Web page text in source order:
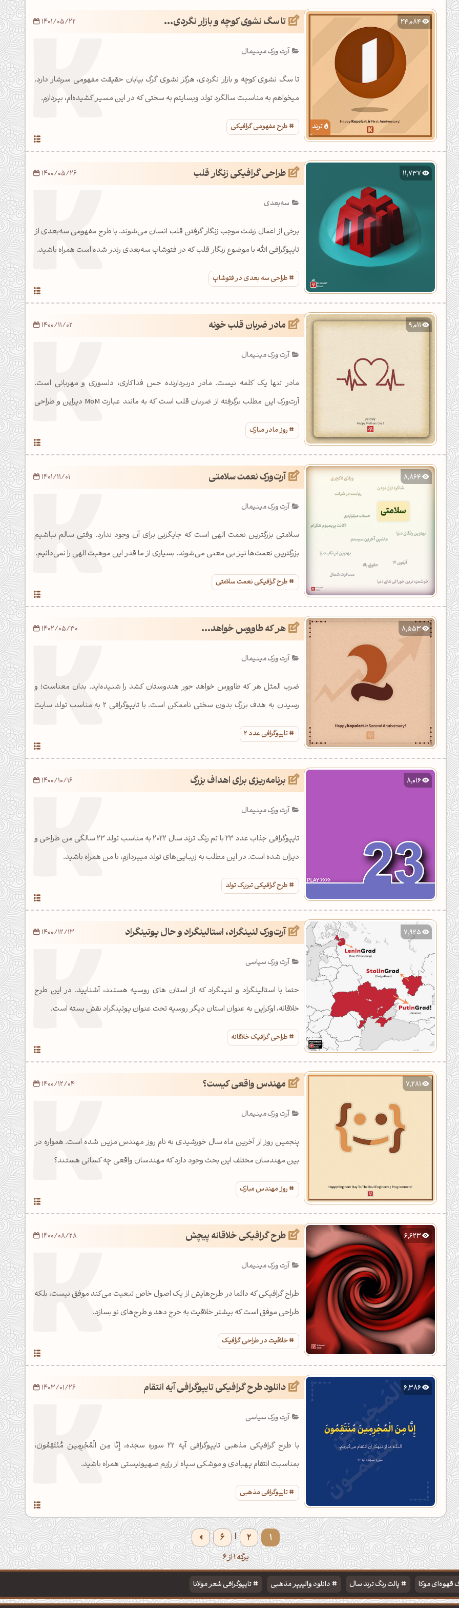
کدهای رنگ
رنگ مکمل
تمام ابزارها
24,084 تا سگ نشوی کوچه و بازار نگردی...
آرت ورک مینیمال
تا سگ نشوی کوچه و بازار نگردی، هرگز نشوی گرگ بیابان حقیقت مفهومی سرشار دارد.
میخواهم به مناسبت سالگرد تولد وبسایتم به سختی که در این مسیر کشیده‌ام، بپردازم.
طرح مفهومی گرافیکی
1401/05/22
11,737 طراحی گرافیکی زنگار قلب
سه‌بعدی
برخی از اعمال زشت موجب زنگار گرفتن قلب انسان می‌شوند. با طرح مفهومی سه‌بعدی از
تایپوگرافی الله با موضوع زنگار قلب که در فتوشاپ سه‌بعدی رندر شده است همراه باشید.
طراحی سه بعدی در فتوشاپ
1400/05/26
9,011 مادر ضربان قلب خونه
آرت ورک مینیمال
مادر تنها یک کلمه نیست. مادر دربردارنده حس فداکاری، دلسوزی و مهربانی است.
آرت‌ورک این مطلب برگرفته از ضربان قلب است که به مانند عبارت MoM دیزاین و طراحی
شده است.
روز مادر مبارک
1400/11/02
8,864 آرت‌ورک نعمت سلامتی
آرت ورک مینیمال
سلامتی بزرگترین نعمت الهی است که جایگزنی برای آن وجود ندارد. وقتی سالم نباشیم
بزرگترین نعمت‌ها نیز بی معنی می‌شوند. بسیاری از ما قدر این موهبت الهی را نمی‌دانیم.
طرح گرافیکی نعمت سلامتی
1401/11/01
8,553 هر که طاووس خواهد...
آرت ورک مینیمال
ضرب المثل هر که طاووس خواهد جور هندوستان کشد را شنیده‌اید. بدان معناست؛ و
رسیدن به هدف بزرگ بدون سختی ناممکن است. با تایپوگرافی 2 به مناسب تولد سایت
همراه باشید.
تایپوگرافی عدد 2
1402/05/30
8,016 برنامه‌ریزی برای اهداف بزرگ
آرت ورک مینیمال
تایپوگرافی جذاب عدد ۲۳ با تم رنگ ترند سال ۲۰۲۲ به مناسب تولد ۲۳ سالگی من طراحی و
دیزان شده است. در این مطلب به زیبایی‌های تولد میپردازم، با من همراه باشید.
طرح گرافیکی تبریک تولد
1400/10/16
7,925 آرت‌ورک لنینگراد، استالینگراد و حال پوتینگراد
آرت ورک سیاسی
حتما با استالینگراد و لنینگراد که از استان های روسیه هستند، آشنایید. در این طرح
خلاقانه، اوکراین به عنوان استان دیگر روسیه تحت عنوان پوتینگراد نقش بسته است.
طراحی گرافیک خلاقانه
1400/12/13
7,281 مهندس واقعی کیست؟
آرت ورک مینیمال
پنجمین روز از آخرین ماه سال خورشیدی به نام روز مهندس مزین شده است. همواره در
بین مهندسان مختلف این بحث وجود دارد که مهندسان واقعی چه کسانی هستند؟
روز مهندس مبارک
1400/12/04
6,623 طرح گرافیکی خلاقانه پیچش
آرت ورک مینیمال
طراح گرافیکی که دائما در طرح‌هایش از یک اصول خاص تبعیت می‌کند موفق نیست، بلکه
طراحی موفق است که بیشتر خلاقیت به خرج دهد و طرح‌های نو بسازد.
خلاقیت در طراحی گرافیک
1400/08/28
6,386 دانلود طرح گرافیکی تایپوگرافی آیه انتقام
آرت ورک سیاسی
با طرح گرافیکی مذهبی تایپوگرافی آیه 22 سوره سجده، إِنّا مِنَ الْمُجْرِمِينَ مُنْتَقِمُونَ،
بمناسبت انتقام پهبادی و موشکی سپاه از رژیم صهیونیستی همراه باشید.
تایپوگرافی مذهبی
1403/01/26
1
2
|
6
برگه 1 از 6
قهوه‌ای موکا پالت رنگ ترند سال دانلود والپیپر مذهبی تایپوگرافی شعر مولانا